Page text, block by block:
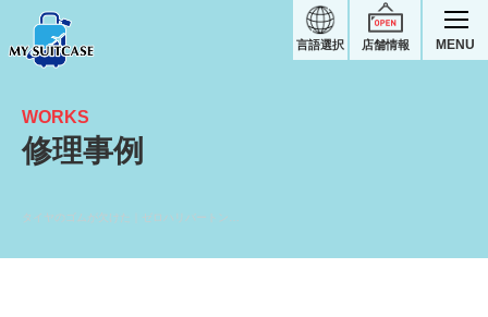
店舗情報
言語選択 MENU
WORKS
修理事例